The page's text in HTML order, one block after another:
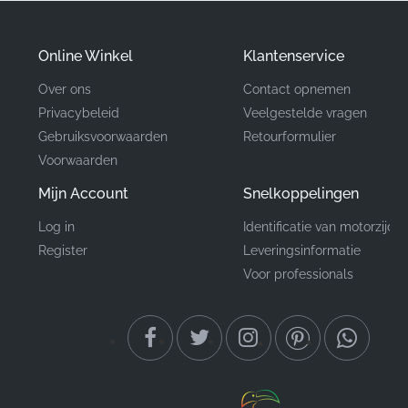
fabriek goedgekeurd onderdeel voor uw motorfiets.
Onderdeelnummer
83622KTYD50ZA
Fabrikant
Montagelocatie Achterste middenkuip*
Embleem
Vinyl sticker
fabriekskwaliteit is essentieel voor elke liefhebber die
Online Winkel
Over ons
Privacybeleid
Gebruiksvoorwaarden
Voorwaarden
Mijn Account
Log in
Register
Klantenservice
Contact opnemen
Veelgestelde vragen
Retourformulier
Snelkoppelingen
Identificatie van
Leveringsinformatie
Voor professionals